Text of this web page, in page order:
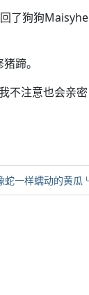
了狗狗Maisyhe
蹄。
不注意也会亲密
蛇一样蠕动的黄瓜